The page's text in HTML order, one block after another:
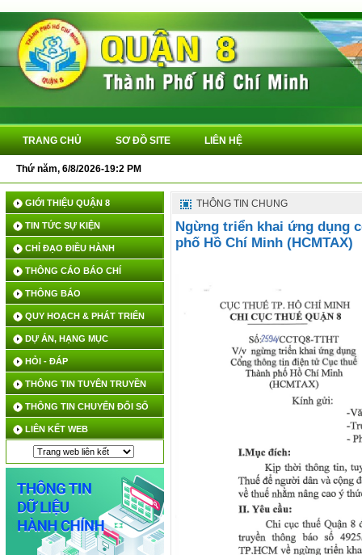
TRANG CHỦ SƠ ĐỒ SITE LIÊN HỆ
Thứ năm, 6/8/2026-19:2 PM
GIỚI THIỆU QUẬN 8
TIN TỨC SỰ KIỆN
CHỈ ĐẠO ĐIỀU HÀNH
THÔNG CÁO BÁO CHÍ
THÔNG BÁO
QUY HOẠCH & PHÁT TRIỂN
DỰ ÁN, HẠNG MỤC
HỎI - ĐÁP
THÔNG TIN TUYÊN TRUYỀN
THÔNG TIN CHUYỂN ĐỔI SỐ
LIÊN KẾT WEB
THÔNG TIN CHUNG
Ngừng triển khai ứng dụng
phố Hồ Chí Minh (HCMTAX)